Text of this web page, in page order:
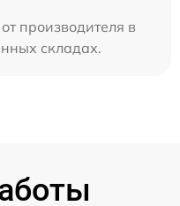
производителя в
складах.